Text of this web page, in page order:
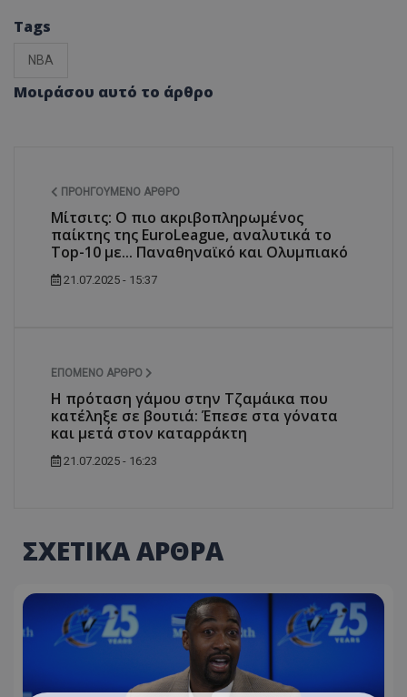
Tags
NBA
Μοιράσου αυτό το άρθρο
ΠΡΟΗΓΟΎΜΕΝΟ ΆΡΘΡΟ
Μίτσιτς: Ο πιο ακριβοπληρωμένος
παίκτης της EuroLeague, αναλυτικά το
Top-10 με... Παναθηναϊκό και Ολυμπιακό
21.07.2025 - 15:37
ΕΠΌΜΕΝΟ ΆΡΘΡΟ
Η πρόταση γάμου στην Τζαμάικα που
κατέληξε σε βουτιά: Έπεσε στα γόνατα
και μετά στον καταρράκτη
21.07.2025 - 16:23
ΣΧΕΤΙΚΑ ΑΡΘΡΑ